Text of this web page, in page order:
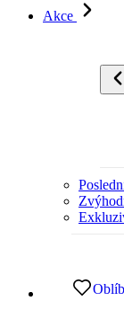
Akce